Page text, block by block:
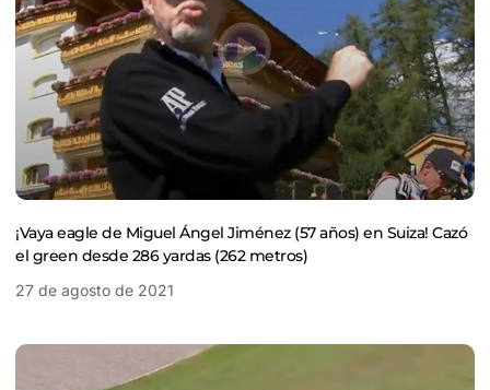
¡Vaya eagle de Miguel Ángel Jiménez (57 años) en Suiza! Cazó
el green desde 286 yardas (262 metros)
27 de agosto de 2021